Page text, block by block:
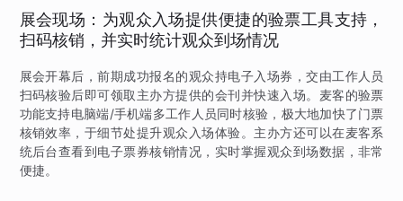
展会现场：为观众入场提供便捷的验票工具支持，
扫码核销，并实时统计观众到场情况
展会开幕后，前期成功报名的观众持电子入场券，交由工作人员
扫码核验后即可领取主办方提供的会刊并快速入场。麦客的验票
功能支持电脑端/手机端多工作人员同时核验，极大地加快了门票
核销效率，于细节处提升观众入场体验。主办方还可以在麦客系
统后台查看到电子票券核销情况，实时掌握观众到场数据，非常
便捷。